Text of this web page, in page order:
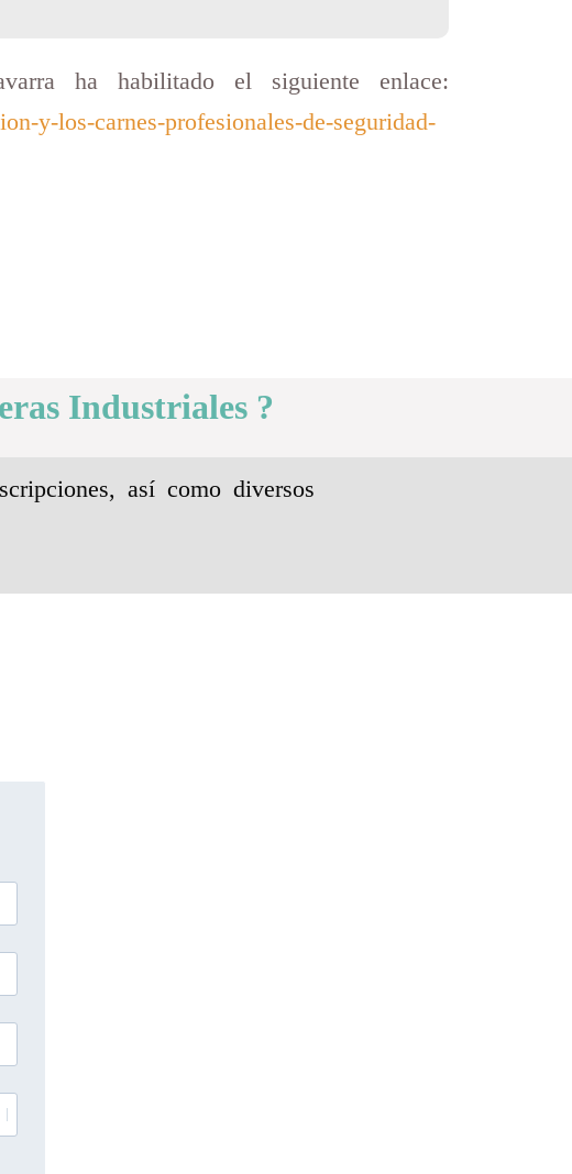
ha habilitado el siguiente enlace:
y-los-carnes-profesionales-de-seguridad-
Industriales ?
así como diversos